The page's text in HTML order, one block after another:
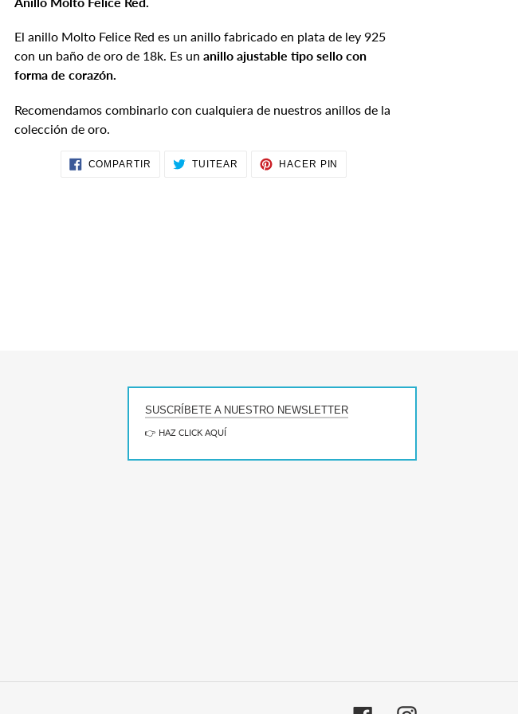
carrito
compra
El anillo Molto Felice Red es un anillo fabricado en plata de ley 925
con un baño de oro de 18k. Es un anillo ajustable tipo sello con
forma de corazón.
Recomendamos combinarlo con cualquiera de nuestros anillos de la
colección de oro.
COMPARTIR COMPARTIRTUITEAR TUITEARHACER PIN
SUSCRÍBETE A NUESTRO NEWSLETTER
👉 HAZ CLICK AQUÍ